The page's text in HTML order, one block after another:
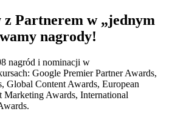
Partnerem w „jednym
nagrody!
nagród i nominacji w
Google Premier Partner Awards,
Global Content Awards, European
Marketing Awards, International